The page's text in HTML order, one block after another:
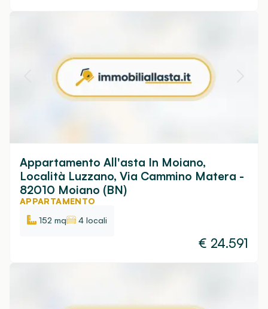
Appartamento All'asta In Moiano,
Località Luzzano, Via Cammino Matera -
82010 Moiano (BN)
APPARTAMENTO
152 mq
4 locali
€ 24.591